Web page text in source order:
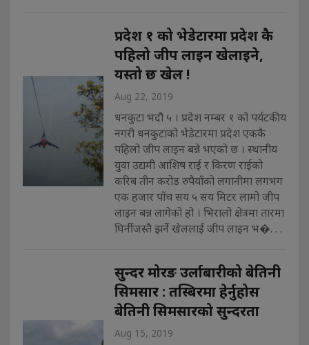
प्रदेश १ को भेडेटारमा प्रदेश कै
पहिलो जीप लाइन खेलाइने,
यस्तो छ खेल !
Aug 22, 2019
धनकुटा भदौ ५ । प्रदेश नम्बर १ को पर्यटकीय
नगरी धनकुटाको भेडेटारमा प्रदेश एककै
पहिलो जीप लाइन बन्ने भएको छ । स्थानीय
युवा उद्यमी आशिष राई र किरण राईको
करिब तीन करोड रुपैयाँको लगानीमा लगभग
एक हजार पाँच सय ५ सय मिटर लामो जीप
लाइन बन्न लागेको हो । भिरालो क्षेत्रमा तारमा
घिर्नीजस्तै झर्ने खेललाई जीप लाइन भ�. . .
सुन्दर मोरङ उर्लाबारीको बेतिनी
सिमसार : तस्बिरमा हेर्नुहोस
बेतिनी सिमसारको सुन्दरता
Aug 15, 2019